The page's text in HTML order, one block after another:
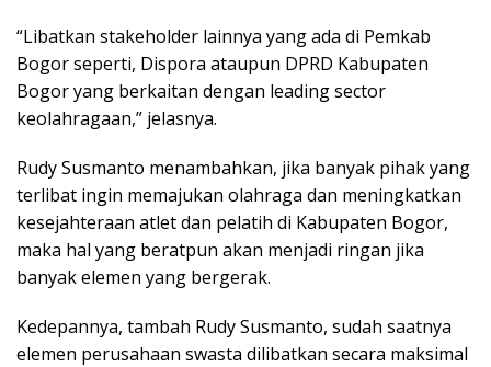
“Libatkan stakeholder lainnya yang ada di Pemkab
Bogor seperti, Dispora ataupun DPRD Kabupaten
Bogor yang berkaitan dengan leading sector
keolahragaan,” jelasnya.
Rudy Susmanto menambahkan, jika banyak pihak yang
terlibat ingin memajukan olahraga dan meningkatkan
kesejahteraan atlet dan pelatih di Kabupaten Bogor,
maka hal yang beratpun akan menjadi ringan jika
banyak elemen yang bergerak.
Kedepannya, tambah Rudy Susmanto, sudah saatnya
elemen perusahaan swasta dilibatkan secara maksimal